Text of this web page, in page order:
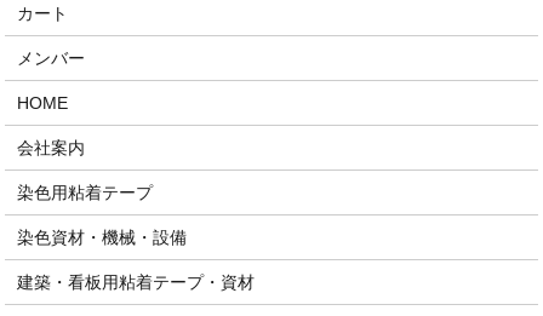
カート
メンバー
HOME
会社案内
染色用粘着テープ
染色資材・機械・設備
建築・看板用粘着テープ・資材